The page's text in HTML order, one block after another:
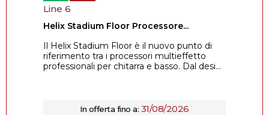
Line 6
Helix Stadium Floor Processore...
Il Helix Stadium Floor è il nuovo punto di
riferimento tra i processori multieffetto
professionali per chitarra e basso. Dal desi...
In offerta fino a: 31/08/2026